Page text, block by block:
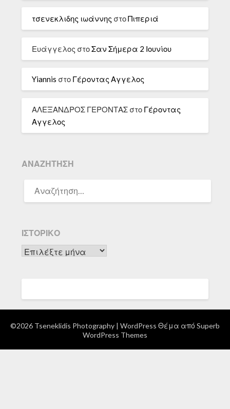
τσενεκλιδης ιωάννης στοΠιπεριά
Ευάγγελος στοΣαν Σήμερα 2 Ιουνίου
Yiannis στο Γέροντας Αγγελος
ΑΛΕΞΑΝΔΡΟΣ ΓΕΡΟΝΤΑΣ στο Γέροντας
Αγγελος
ΑΝΑΖΉΤΗΣΗ
ΓΙΑ:
ΙΣΤΟΡΙΚΌ
Ιστορικό
©2026 Tseneklidis Photography | WordPress Θέμα από Superb
WordPress Themes